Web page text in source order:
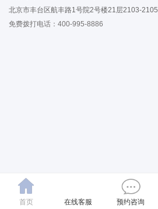
北京市丰台区航丰路1号院2号楼21层2103-2105
免费拨打电话：400-995-8886
首页 在线客服 预约咨询